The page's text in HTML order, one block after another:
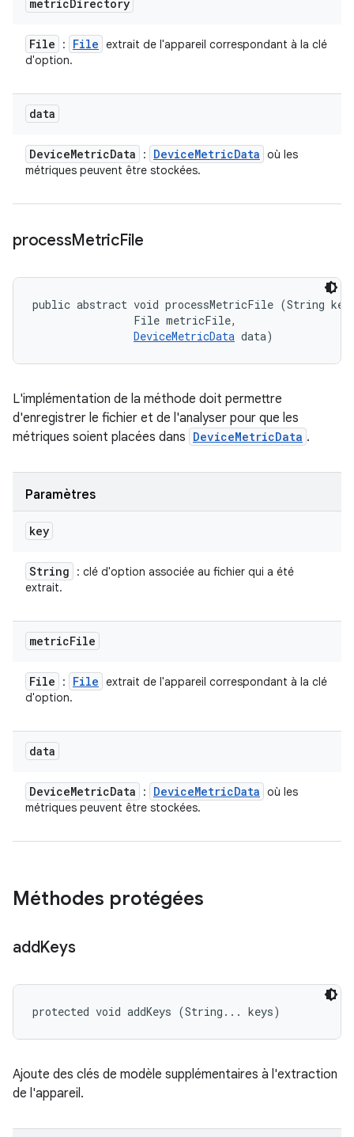
metricDirectory
File : File extrait de l'appareil correspondant à la clé
d'option.
data
DeviceMetricData : DeviceMetricData où les
métriques peuvent être stockées.
processMetricFile
public abstract void processMetricFile (String
                File metricFile,
DeviceMetricData data)
L'implémentation de la méthode doit permettre
d'enregistrer le fichier et de l'analyser pour que les
métriques soient placées dans DeviceMetricData .
Paramètres
key
String
: clé d'option associée au fichier qui a été
extrait.
metricFile
File : File extrait de l'appareil correspondant à la clé
d'option.
data
DeviceMetricData : DeviceMetricData où les
métriques peuvent être stockées.
Méthodes protégées
addKeys
protected void addKeys (String... keys)
Ajoute des clés de modèle supplémentaires à l'extraction
de l'appareil.